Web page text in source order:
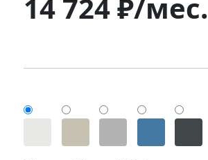
14 724 ₽/мес.